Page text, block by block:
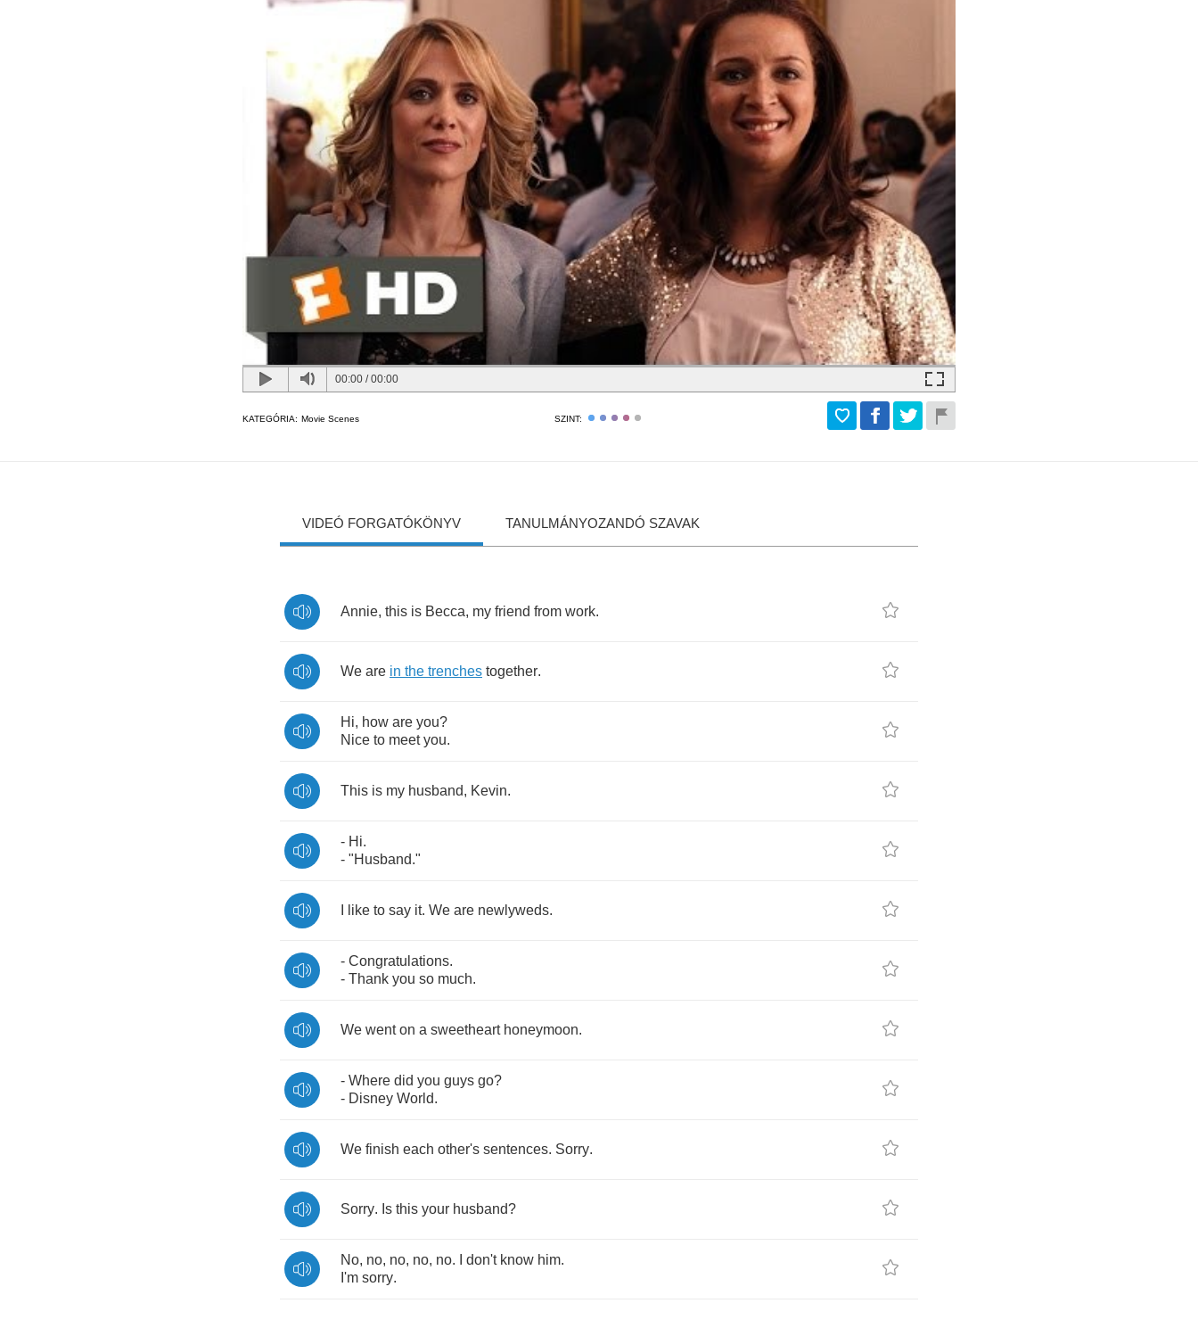
00:00 /00:00
KATEGÓRIA: Movie Scenes SZINT:
VIDEÓ FORGATÓKÖNYV TANULMÁNYOZANDÓ SZAVAK
Annie, this is Becca, my friend from work.
We are in the trenches together.
Hi, how are you?
Nice to meet you.
This is my husband, Kevin.
- Hi.
- "Husband."
like to say it. We are newlyweds.
- Congratulations.
- Thank you so much.
We went on a sweetheart honeymoon.
- Where did you guys go?
- Disney World.
We finish each other's sentences. Sorry.
Sorry. Is this your husband?
No, no, no, no, no. don't know him.
I'm sorry.